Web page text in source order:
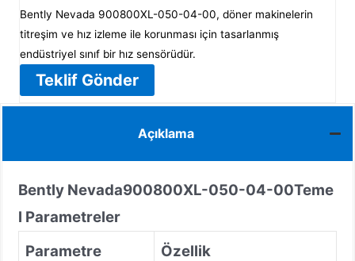
Bently Nevada 900800XL-050-04-00, döner makinelerin
titreşim ve hız izleme ile korunması için tasarlanmış
endüstriyel sınıf bir hız sensörüdür.
Teklif Gönder
Açıklama
Bently Nevada900800XL-050-04-00Teme
l Parametreler
Parametre
Özellik